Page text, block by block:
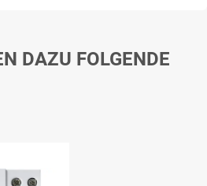
DAZU FOLGENDE